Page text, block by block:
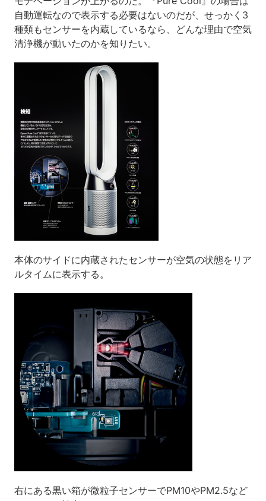
自動運転なので表示する必要はないのだが、せっかく3
種類もセンサーを内蔵しているなら、どんな理由で空気
清浄機が動いたのかを知りたい。
本体のサイドに内蔵されたセンサーが空気の状態をリア
ルタイムに表示する。
右にある黒い箱が微粒子センサーでPM10やPM2.5など